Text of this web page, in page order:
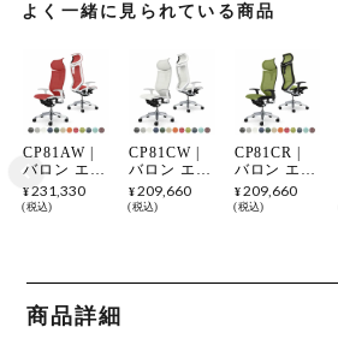
よく一緒に見られている商品
CP81AW |
バロン エク
ストラハイ
バック 可動
リッシュフ
レーム ホワ
イトボディ
¥ 231,330
税込
CP81CW |
バロン エク
ストラハイ
バック 可動
ルバーフレ
¥209,660
税込
CP81CR |
バロン エク
ストラハイ
バック 可動
ルバーフレ
¥ 209,660
税込
商品詳細